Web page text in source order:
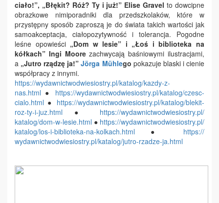
ciało!”, „Błękit? Róż? Ty i już!” Elise Gravelto dowcipne
obrazkowe nimiporadniki dla przedszkolaków, które w
przystępny sposób zaproszą je do świata takich wartości jak
samoakceptacja, ciałopozytywność i tolerancja. Pogodne
leśne opowieści „Dom w lesie” i „Łoś i biblioteka na
kółkach” Ingi Moorezachwycają baśniowymi ilustracjami,
a „Jutro rządzę ja!”Jörga Mühlego pokazuje blaski i cienie
współpracy z innymi.
https://wydawnictwodwiesiostry.pl/katalog/kazdy-z-
nas.html ● https://wydawnictwodwiesiostry.pl/katalog/czesc-
cialo.html ● https://wydawnictwodwiesiostry.pl/katalog/blekit-
roz-ty-i-juz.html ● https://wydawnictwodwiesiostry.pl/
katalog/dom-w-lesie.html ● https://wydawnictwodwiesiostry.pl/
katalog/los-i-biblioteka-na-kolkach.html ● https://
wydawnictwodwiesiostry.pl/katalog/jutro-rzadze-ja.html